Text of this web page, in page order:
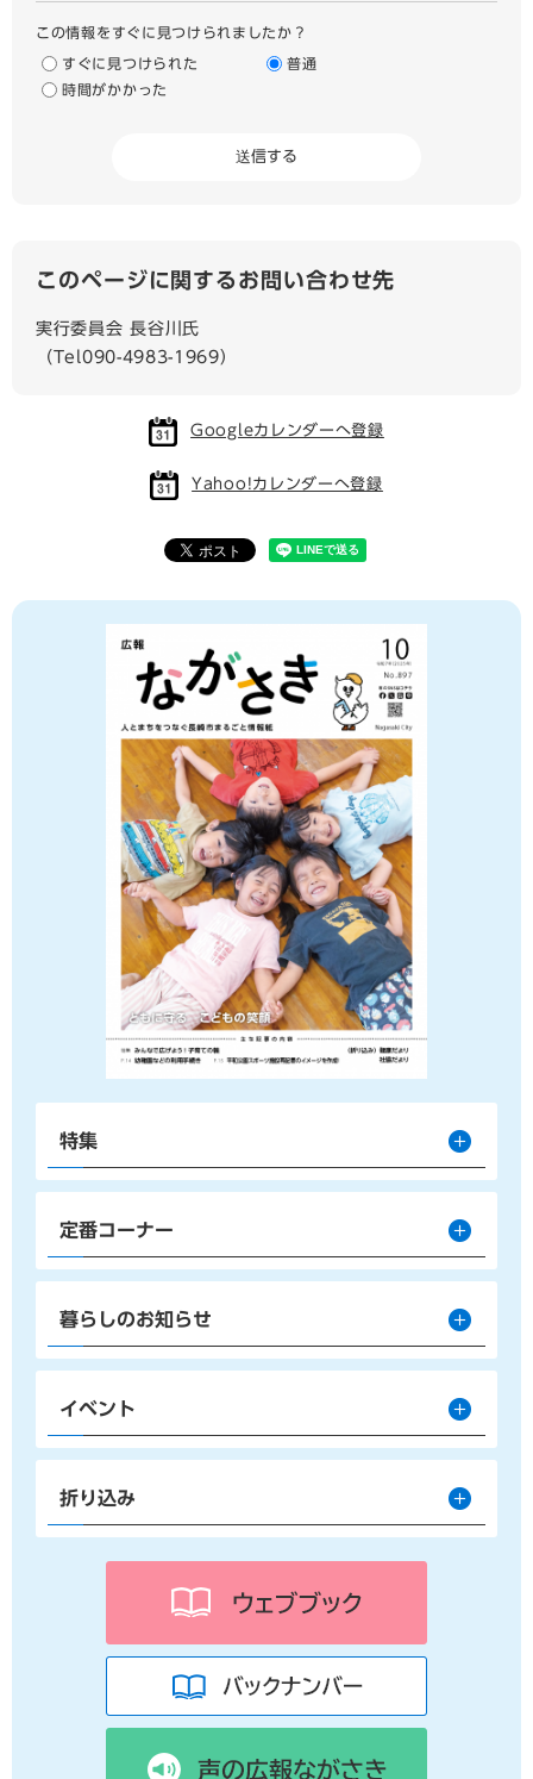
この情報をすぐに見つけられましたか？
すぐに見つけられた
普通
時間がかかった
このページに関するお問い合わせ先
実行委員会 長谷川氏
（Tel090-4983-1969）
Googleカレンダーへ登録
Yahoo!カレンダーへ登録
特集
定番コーナー
暮らしのお知らせ
イベント
折り込み